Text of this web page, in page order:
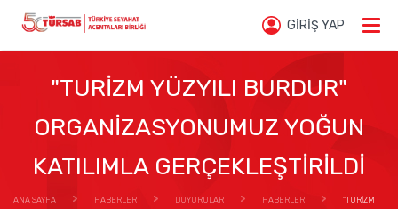
GİRİŞ YAP
"TURİZM YÜZYILI BURDUR"
ORGANİZASYONUMUZ YOĞUN
KATILIMLA GERÇEKLEŞTİRİLDİ
ANA SAYFA HABERLER DUYURULAR HABERLER "TURİZM